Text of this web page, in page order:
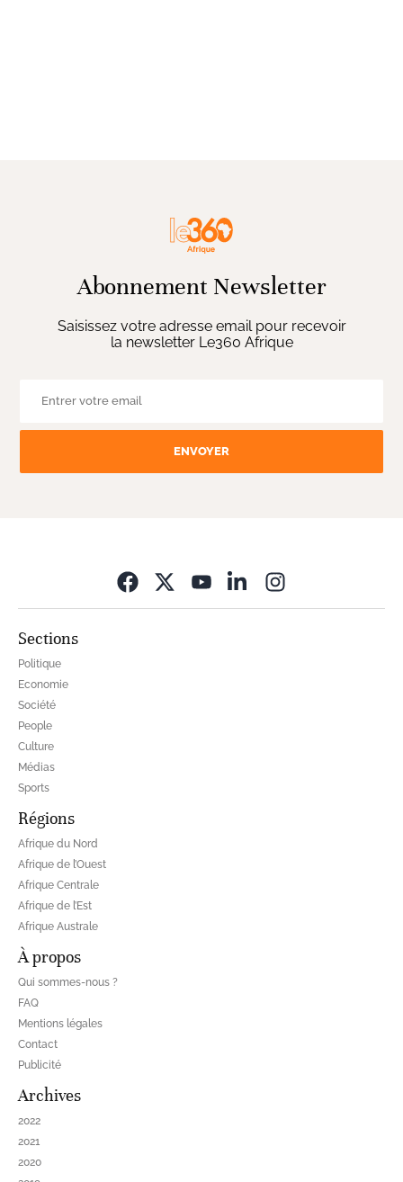
Abonnement Newsletter
Saisissez votre adresse email pour recevoir
la newsletter Le360 Afrique
ENVOYER
Sections
Politique
Economie
Société
People
Culture
Médias
Sports
Régions
Afrique du Nord
Afrique de l’Ouest
Afrique Centrale
Afrique de l’Est
Afrique Australe
À propos
Qui sommes-nous ?
FAQ
Mentions légales
Contact
Publicité
Archives
2022
2021
2020